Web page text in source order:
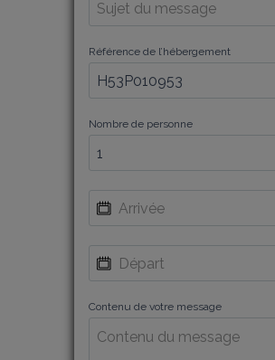
Référence de l’hébergement
Nombre de personne
Contenu de votre message